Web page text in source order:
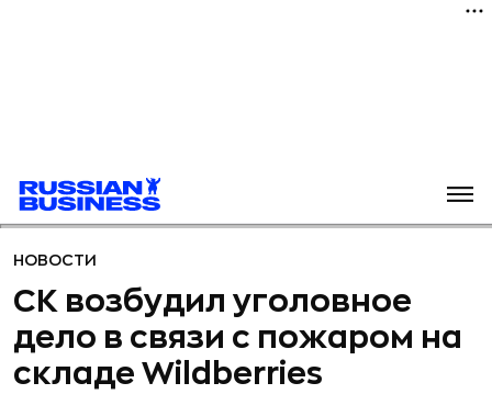
НОВОСТИ
СК возбудил уголовное
дело в связи с пожаром на
складе Wildberries